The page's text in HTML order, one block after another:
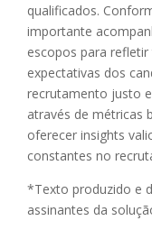
qualificados.
importante
escopos para
expectativas dos
recrutamento justo
através de métricas
oferecer insights
constantes no
*Texto produzido e
assinantes da